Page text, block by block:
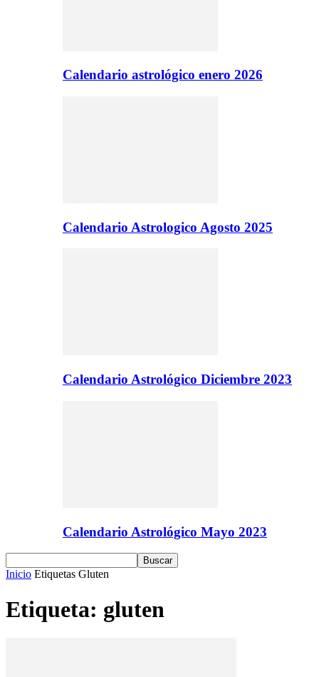
Calendario astrológico enero 2026
Calendario Astrologico Agosto 2025
Calendario Astrológico Diciembre 2023
Calendario Astrológico Mayo 2023
Inicio Etiquetas Gluten
Etiqueta: gluten